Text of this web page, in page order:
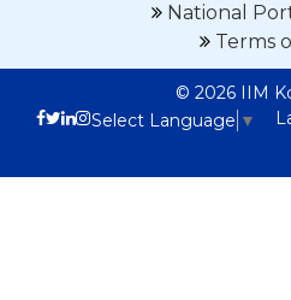
National
Terms
© 2026 IIM
Select Language ▼